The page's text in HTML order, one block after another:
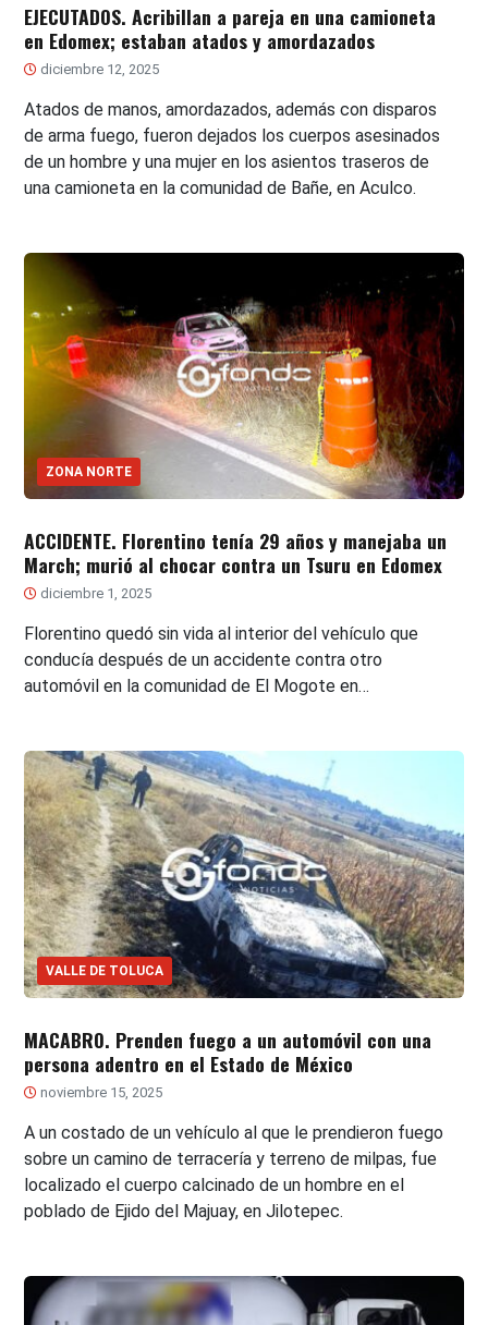
EJECUTADOS. Acribillan a pareja en una camioneta
en Edomex; estaban atados y amordazados
diciembre 12, 2025
Atados de manos, amordazados, además con disparos
de arma fuego, fueron dejados los cuerpos asesinados
de un hombre y una mujer en los asientos traseros de
una camioneta en la comunidad de Bañe, en Aculco.
ZONA NORTE
ACCIDENTE. Florentino tenía 29 años y manejaba un
March; murió al chocar contra un Tsuru en Edomex
diciembre 1, 2025
Florentino quedó sin vida al interior del vehículo que
conducía después de un accidente contra otro
automóvil en la comunidad de El Mogote en…
VALLE DE TOLUCA
MACABRO. Prenden fuego a un automóvil con una
persona adentro en el Estado de México
noviembre 15, 2025
A un costado de un vehículo al que le prendieron fuego
sobre un camino de terracería y terreno de milpas, fue
localizado el cuerpo calcinado de un hombre en el
poblado de Ejido del Majuay, en Jilotepec.